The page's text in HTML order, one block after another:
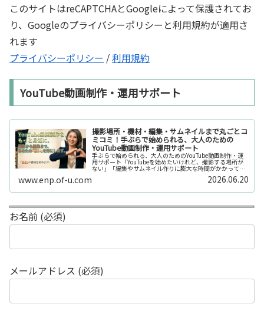
このサイトはreCAPTCHAとGoogleによって保護されてお
り、Googleのプライバシーポリシーと利用規約が適用さ
れます
プライバシーポリシー /利用規約
YouTube動画制作・運用サポート
撮影場所・機材・編集・サムネイルまで丸ごとコ
ミコミ！手ぶらで始められる、大人のための
YouTube動画制作・運用サポート
手ぶらで始められる、大人のためのYouTube動画制作・運
用サポート「YouTubeを始めたいけれど、撮影する場所が
ない」「編集やサムネイル作りに膨大な時間がかかって長
続きしない」「機材を揃えるだけで何万円もかかってしま
www.enp.of-u.com 2026.06.20
お名前 (必須)
メールアドレス (必須)